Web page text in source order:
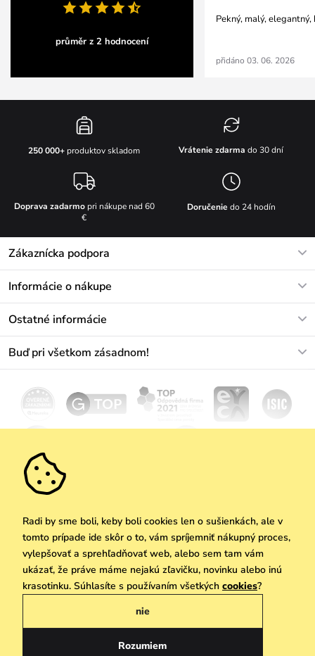
průměr z 2 hodnocení
Pekný, malý,
přidáno 03. 06. 2026
250 000+ produktov skladom Vrátenie zdarma do 30 dní
Doprava zadarmopri nákupe nad 60
€
Doručenie do 24 hodín
Zákaznícka podpora
info@vuch.sk
Informácie o nákupe
Materiály a údržba
Vrátenie a reklamácia
Ostatné informácie
Darčekové poukazy
We Care
Vuchlook
Predajne
Buď pri všetkom zásadnom!
Odoberať
Copyright © 2026 Vuch s.r.o. Všetky práva vyhradené. Technicky zabezpečuje
Simplia.cz
Radi by sme boli, keby boli cookies len o sušienkách, ale v
tomto prípade ide skôr o to, vám spríjemniť nákupný proces,
vylepšovať a sprehľadňovať web, alebo sem tam vám
ukázať, že práve máme nejakú zľavičku, novinku alebo inú
krasotinku. Súhlasíte s používaním všetkých cookies?
nie
Rozumiem